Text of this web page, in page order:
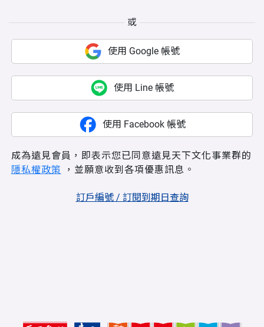
或
使用 Google 帳號
使用 Line 帳號
使用 Facebook 帳號
成為遠見會員，即表示您已同意遠見天下文化事業群的
隱私權政策 ，並願意收到各項優惠訊息。
訂戶編號 / 訂閱到期日查詢